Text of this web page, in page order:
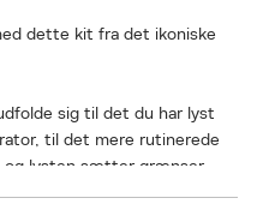
dette kit fra det ikoniske
sig til det du har lyst
til det mere rutinerede
og lysten sætter grænser.